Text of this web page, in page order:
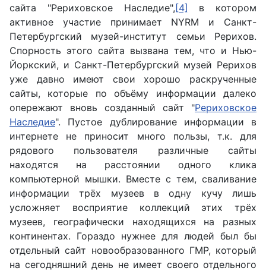
сайта "Рериховское Наследие",[4] в котором
активное участие принимает NYRM и Санкт-
Петербургский музей-институт семьи Рерихов.
Спорность этого сайта вызвана тем, что и Нью-
Йоркский, и Санкт-Петербургский музей Рерихов
уже давно имеют свои хорошо раскрученные
сайты, которые по объёму информации далеко
опережают вновь созданный сайт "Рериховское
Наследие". Пустое дублирование информации в
интернете не приносит много пользы, т.к. для
рядового пользователя различные сайты
находятся на расстоянии одного клика
компьютерной мышки. Вместе с тем, сваливание
информации трёх музеев в одну кучу лишь
усложняет восприятие коллекций этих трёх
музеев, географически находящихся на разных
континентах. Гораздо нужнее для людей был бы
отдельный сайт новообразованного ГМР, который
на сегодняшний день не имеет своего отдельного